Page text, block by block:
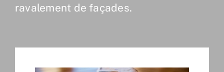
ravalement de façades.